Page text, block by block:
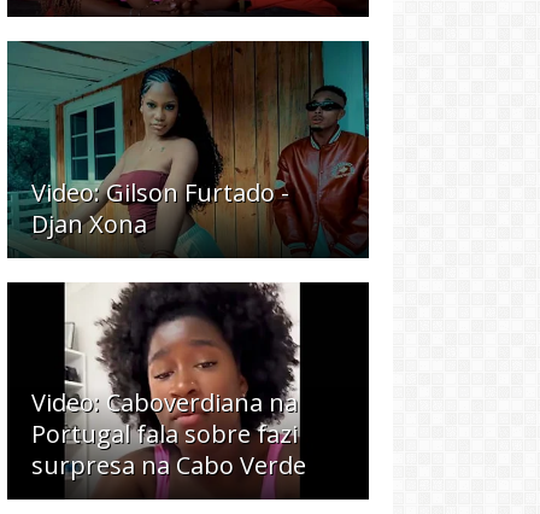
Video: Gilson Furtado -
Djan Xona
Video: Caboverdiana na
Portugal fala sobre fazi
surpresa na Cabo Verde